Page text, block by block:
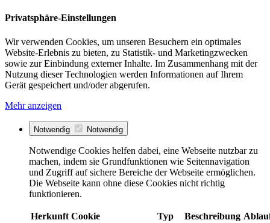
Privatsphäre-Einstellungen
Wir verwenden Cookies, um unseren Besuchern ein optimales
Website-Erlebnis zu bieten, zu Statistik- und Marketingzwecken
sowie zur Einbindung externer Inhalte. Im Zusammenhang mit der
Nutzung dieser Technologien werden Informationen auf Ihrem
Gerät gespeichert und/oder abgerufen.
Mehr anzeigen
Notwendig Notwendig
Notwendige Cookies helfen dabei, eine Webseite nutzbar zu
machen, indem sie Grundfunktionen wie Seitennavigation
und Zugriff auf sichere Bereiche der Webseite ermöglichen.
Die Webseite kann ohne diese Cookies nicht richtig
funktionieren.
Herkunft Cookie Typ Beschreibung